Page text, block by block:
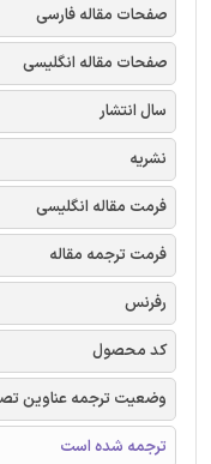
صفحات مقاله فارسی
صفحات مقاله انگلیسی
سال انتشار
نشریه
فرمت مقاله انگلیسی
فرمت ترجمه مقاله
رفرنس
کد محصول
وضعیت ترجمه عناوین
ترجمه شده است